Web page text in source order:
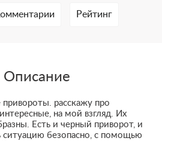
Рейтинг
Описание
расскажу про
на мой взгляд. Их
Есть и черный приворот, и
ситуацию безопасно, с помощью